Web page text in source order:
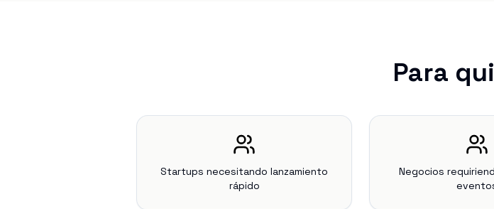
Para
Startups necesitando lanzamiento
rápido
Negocios